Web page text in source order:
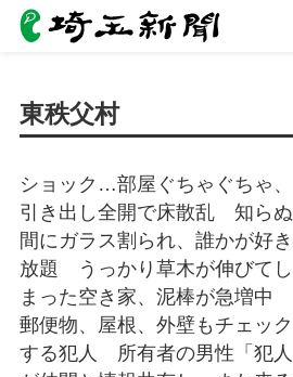
東秩父村
ショック…部屋ぐちゃぐちゃ、
引き出し全開で床散乱 知らぬ
間にガラス割られ、誰かが好き
放題 うっかり草木が伸びてし
まった空き家、泥棒が急増中
郵便物、屋根、外壁もチェック
する犯人 所有者の男性「犯人